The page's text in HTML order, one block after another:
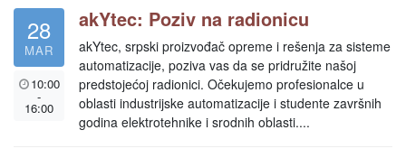
28
MAR
10:00
-
16:00
akYtec: Poziv na radionicu
akYtec, srpski proizvođač opreme i rešenja za sisteme
automatizacije, poziva vas da se pridružite našoj
predstojećoj radionici. Očekujemo profesionalce u
oblasti industrijske automatizacije i studente završnih
godina elektrotehnike i srodnih oblasti....